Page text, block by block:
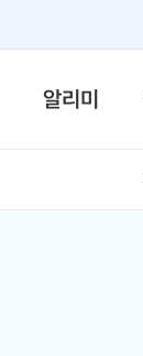
알리미